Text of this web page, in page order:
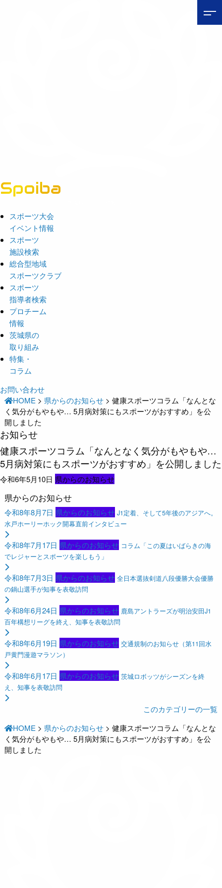
Spoiba
スポーツ大会
イベント情報
スポーツ
施設検索
総合型地域
スポーツクラブ
スポーツ
指導者検索
プロチーム
情報
茨城県の
取り組み
特集・
コラム
お問い合わせ
HOME > 県からのお知らせ >健康スポーツコラム「なんとな
く気分がもやもや… 5月病対策にもスポーツがおすすめ」を公
開しました
お知らせ
健康スポーツコラム「なんとなく気分がもやもや…
5月病対策にもスポーツがおすすめ」を公開しました
令和6年5月10日 県からのお知らせ
県からのお知らせ
令和8年8月7日 県からのお知らせ J1定着、そして5年後のアジアへ。
水戸ホーリーホック開幕直前インタビュー
令和8年7月17日 県からのお知らせ コラム「この夏はいばらきの海
でレジャーとスポーツを楽しもう」
令和8年7月3日 県からのお知らせ 全日本選抜剣道八段優勝大会優勝
の鍋山選手が知事を表敬訪問
令和8年6月24日 県からのお知らせ 鹿島アントラーズが明治安田J1
百年構想リーグを終え、知事を表敬訪問
令和8年6月19日 県からのお知らせ 交通規制のお知らせ（第11回水
戸黄門漫遊マラソン）
令和8年6月17日 県からのお知らせ 茨城ロボッツがシーズンを終
え、知事を表敬訪問
このカテゴリーの一覧
HOME > 県からのお知らせ >健康スポーツコラム「なんとな
く気分がもやもや… 5月病対策にもスポーツがおすすめ」を公
開しました